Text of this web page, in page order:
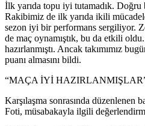
İlk yarıda topu iyi tutamadık. Doğru
Rakibimiz de ilk yarıda ikili
sezon iyi bir performans sergiliyor.
de maç oynamıştık, bu da etkili
hazırlanmıştı. Ancak takımımız
puanı almasını bildi.
“MAÇA İYİ
Karşılaşma sonrasında düzenlenen
Foti, müsabakayla ilgili